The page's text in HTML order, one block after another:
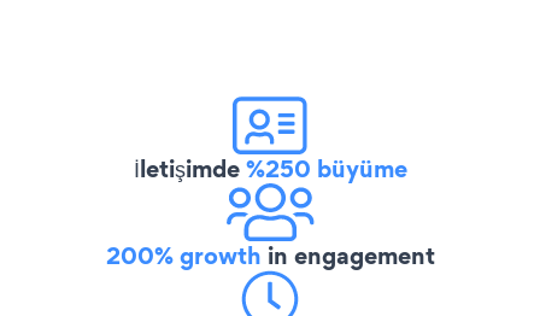
İletişimde%250 büyüme
200% growth in engagement